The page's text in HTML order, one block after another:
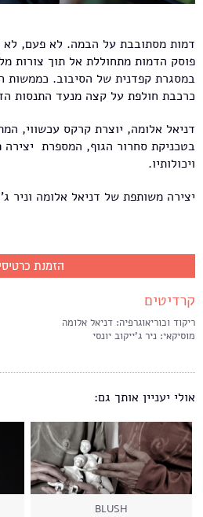
דמות מסתובבת על הבמה. לא פעם, לא
פוסק הדמות מתחוללת אל תוך צורות
במסגרת קפדנית של הסיבוב. כממשות
כרכבת חולפת על קצה מנעד התנסות
דניאל אלומה, יוצרת קרקס עכשווי,
בטכניקת סחרור הגוף, המספרת יצירה
ויכולותיו.
יצירה משותפת של דניאל אלומה וניר
הזמנת
קרדיטים
ריקוד וכוריאוגרפיה: דניאל אלומה
מוסיקאי: ניר ג’ייקוב יונסי
אולי יעניין אותך גם:
BLUSH